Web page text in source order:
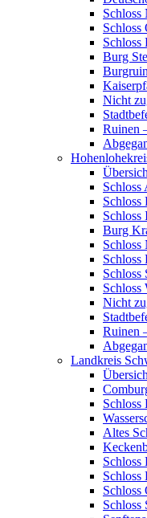
Schloss
Schloss
Schloss
Burg
Nicht
Ruinen
Schloss
Schloss
Schloss
Burg
Schloss
Schloss
Schloss
Schloss
Nicht
Ruinen
Landkreis
Schloss
Altes
Schloss
Schloss
Schloss
Schloss